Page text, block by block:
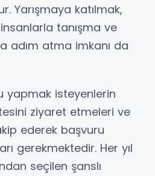
Yarışmaya katılmak,
tanışma ve
adım atma imkanı da
yapmak isteyenlerin
ziyaret etmeleri ve
ederek başvuru
gerekmektedir. Her yıl
seçilen şanslı